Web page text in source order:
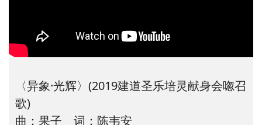
〈异象·光辉〉(2019建道圣乐培灵献身会唿召
歌)
曲：果子 词：陈韦安